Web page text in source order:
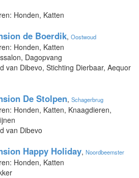
Honden, Katten
de Boerdik, Oostwoud
Honden, Katten
Dagopvang
van Dibevo, Stichting Dierbaar, Aequor
De Stolpen, Schagerbrug
Honden, Katten, Knaagdieren,
van Dibevo
Happy Holiday, Noordbeemster
Honden, Katten